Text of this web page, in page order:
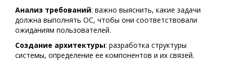
Анализ требований: важно выяснить, какие задачи
должна выполнять ОС, чтобы они соответствовали
ожиданиям пользователей.
Создание архитектуры: разработка структуры
системы, определение ее компонентов и их связей.